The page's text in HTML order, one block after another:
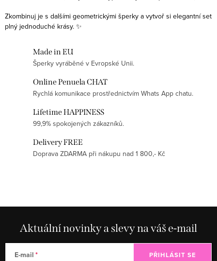
Zkombinuj je s dalšími geometrickými šperky a vytvoř si elegantní set
plný jednoduché krásy. ✨
Made in EU
Šperky vyráběné v Evropské Unii.
Online Penuela CHAT
Rychlá komunikace prostřednictvím Whats App chatu.
Lifetime HAPPINESS
99,9% spokojených zákazníků.
Delivery FREE
Doprava ZDARMA při nákupu nad 1 800,- Kč
Aktuální novinky a slevy na váš e-mail
E-mail PŘIHLÁSIT SE